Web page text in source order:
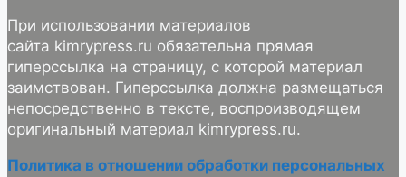
При использовании материалов
сайта kimrypress.ru обязательна прямая
гиперссылка на страницу, с которой материал
заимствован. Гиперссылка должна размещаться
непосредственно в тексте, воспроизводящем
оригинальный материал kimrypress.ru.
Политика в отношении обработки персональных